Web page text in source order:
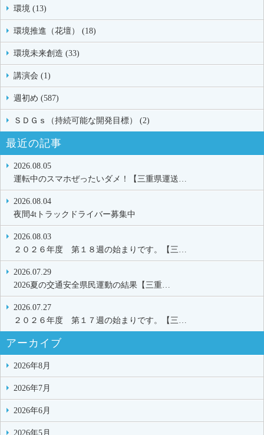
環境 (13)
環境推進（花壇） (18)
環境未来創造 (33)
講演会 (1)
週初め (587)
ＳＤＧｓ（持続可能な開発目標） (2)
最近の記事
2026.08.05
運転中のスマホぜったいダメ！【三重県運送…
2026.08.04
夜間4tトラックドライバー募集中
2026.08.03
２０２６年度 第１８週の始まりです。【三…
2026.07.29
2026夏の交通安全県民運動の結果【三重…
2026.07.27
２０２６年度 第１７週の始まりです。【三…
アーカイブ
2026年8月
2026年7月
2026年6月
2026年5月